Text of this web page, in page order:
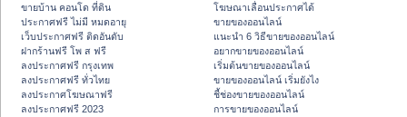
ขายบ้าน คอนโด ที่ดิน
ประกาศฟรี ไม่มี หมดอายุ
เว็บประกาศฟรี ติดอันดับ
ฝากร้านฟรี โพ ส ฟรี
ลงประกาศฟรี กรุงเทพ
ลงประกาศฟรี ทั่วไทย
ลงประกาศโฆษณาฟรี
ลงประกาศฟรี 2023
โฆษณาเลื่อนประกาศได้
ขายของออนไลน์
แนะนำ 6 วิธีขายของออนไลน์
อยากขายของออนไลน์
เริ่มต้นขายของออนไลน์
ขายของออนไลน์ เริ่มยังไง
ชี้ช่องขายของออนไลน์
การขายของออนไลน์